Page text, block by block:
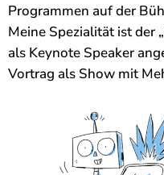
Programmen auf der
Meine Spezialität ist der
als Keynote Speaker
Vortrag als Show mit